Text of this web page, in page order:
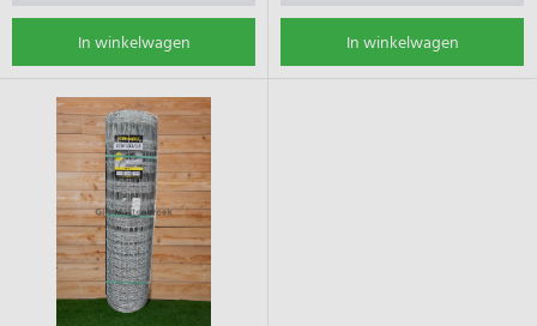
In winkelwagen In winkelwagen